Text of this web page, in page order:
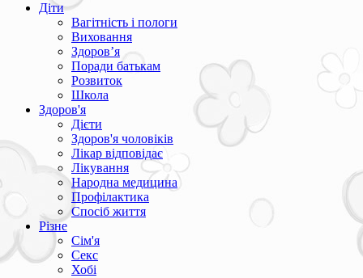
Діти
Вагітність і пологи
Виховання
Здоров’я
Поради батькам
Розвиток
Школа
Здоров'я
Дієти
Здоров'я чоловіків
Лікар відповідає
Лікування
Народна медицина
Профілактика
Спосіб життя
Різне
Сім'я
Секс
Хобі